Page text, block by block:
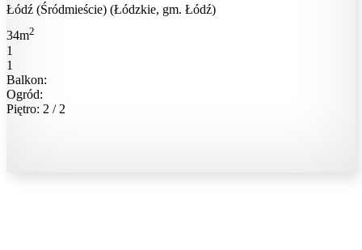
Łódź (Śródmieście) (Łódzkie, gm. Łódź)
34m2
1
1
Balkon:
Ogród:
Piętro: 2 / 2